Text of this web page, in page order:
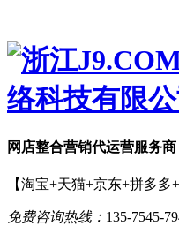
网店整合营销代运营服务商
【淘宝+天猫+京东+拼多多
免费咨询热线： 135-7545-